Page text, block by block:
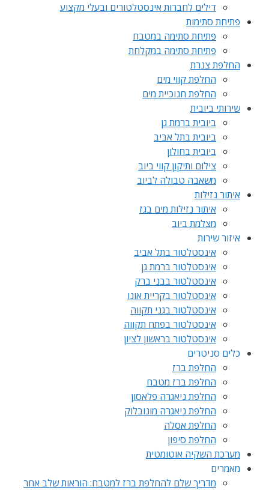
דילים לחברות אינסטלטורים ובעלי מקצוע
פתיחת סתימות
פתיחת סתימה במטבח
פתיחת סתימה במקלחת
החלפת צנרת
החלפת קווי מים
החלפת חנוכיית מים
שירותי ביובית
ביובית ברמת גן
ביובית בתל אביב
ביובית בחולון
צילום ותיקון קווי ביוב
משאבה טבולה לביוב
איתור נזילות
איתור נזילות מים בגז
מצלמת ביוב
איזור שירות
אינסטלטור בתל אביב
אינסטלטור ברמת גן
אינסטלטור בבני ברק
אינסטלטור בקריית אונו
אינסטלטור בגני תקווה
אינסטלטור בפתח תקווה
אינסטלטור בראשון לציון
כלים סניטרים
החלפת ברז
החלפת ברז מטבח
החלפת ניאגרה פלאסון
החלפת ניאגרה מונובלוק
החלפת אסלה
החלפת סיפון
מערכת השקיה אוטומטית
מאמרים
מדריך שלם להחלפת ברז למטבח: הוראות שלב אחר